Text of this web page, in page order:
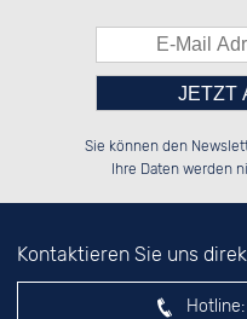
██████░░░░████░░██████░░██████░░
░░░░██░░░░░░██░░░░░░██░░██░░██░░
Sie können den
Ihre Daten werden
Kontaktieren Sie uns
Hotline: